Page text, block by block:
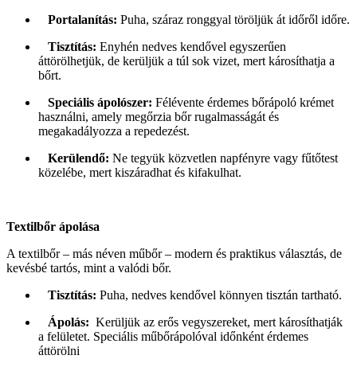
Portalanítás: Puha, száraz ronggyal töröljük át időről időre.
Tisztítás: Enyhén nedves kendővel egyszerűen
áttörölhetjük, de kerüljük a túl sok vizet, mert károsíthatja a
bőrt.
Speciális ápolószer: Félévente érdemes bőrápoló krémet
használni, amely megőrzia bőr rugalmasságát és
megakadályozza a repedezést.
Kerülendő: Ne tegyük közvetlen napfényre vagy fűtőtest
közelébe, mert kiszáradhat és kifakulhat.
Textilbőr ápolása
A textilbőr – más néven műbőr – modern és praktikus választás, de
kevésbé tartós, mint a valódi bőr.
Tisztítás: Puha, nedves kendővel könnyen tisztán tartható.
Ápolás: Kerüljük az erős vegyszereket, mert károsíthatják
a felületet. Speciális műbőrápolóval időnként érdemes
áttörölni